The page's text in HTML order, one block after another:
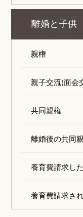
離婚と子供
親権
親子交流(面会
共同親権
離婚後の共同
養育費請求し
養育費請求さ